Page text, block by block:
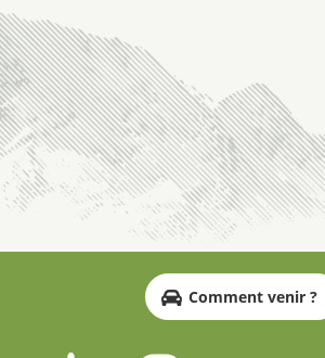
Comment venir ?